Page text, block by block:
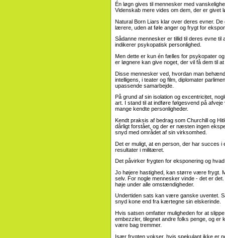
Én løgn gives til mennesker med
Videnskab mere vides om dem, der er givet
Natural Born Liars klar over deres evner.
lærere, uden at føle anger og frygt for
Sådanne mennesker er tillid til deres evne
indikerer psykopatisk personlighed.
Men dette er kun én fælles for psykopater
er løgnere kan give noget, der vil få dem til
Disse mennesker ved, hvordan man
intelligens, i teater og film, diplomater
upassende samarbejde.
På grund af sin isolation og excentricitet,
art. I stand til at indføre følgesvend på
mange kendte personligheder.
Kendt praksis af bedrag som Churchill og
dårligt forstået, og der er næsten ingen
snyd med området af sin virksomhed.
Det er muligt, at en person, der har succes
resultater i militæret.
Det påvirker frygten for eksponering og
Jo højere hastighed, kan større være frygt.
selv. For nogle mennesker vinde - det er
høje under alle omstændigheder.
Undertiden sats kan være ganske uventet.
snyd kone end fra kærtegne sin elskerinde.
Hvis satsen omfatter muligheden for at
embezzler, tilegnet andre folks penge, og er
være bag tremmer.
Især frygten vokser, hvis spekulant ikke er